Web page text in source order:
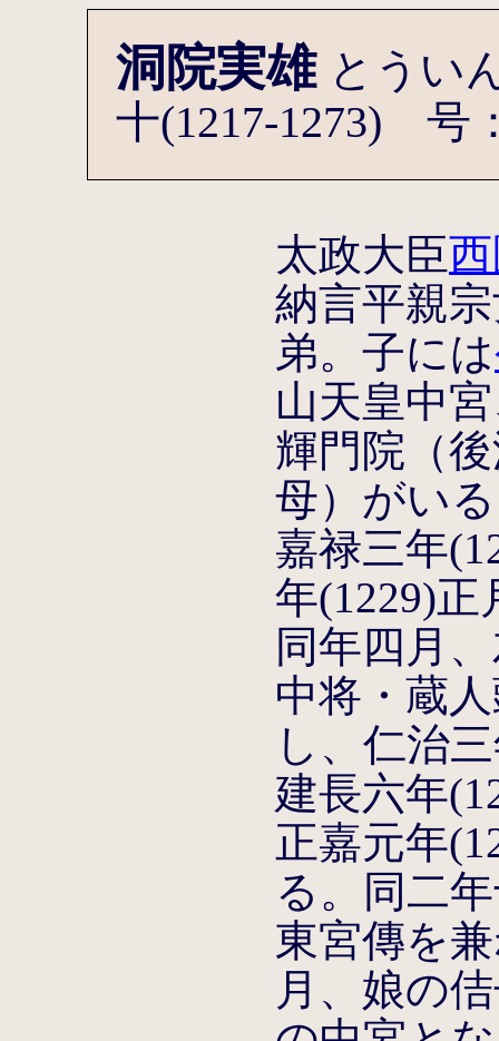
洞院実雄 とうい
十(1217-1273) 号
太政大臣
納言平親
弟。子には
山天皇中
輝門院（
母）がい
嘉禄三年
年(1229)
同年四月
中将・蔵
し、仁治
建長六年
正嘉元年
る。同二
東宮傳を
月、娘の